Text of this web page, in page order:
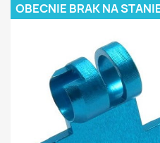
OBECNIE BRAK NA